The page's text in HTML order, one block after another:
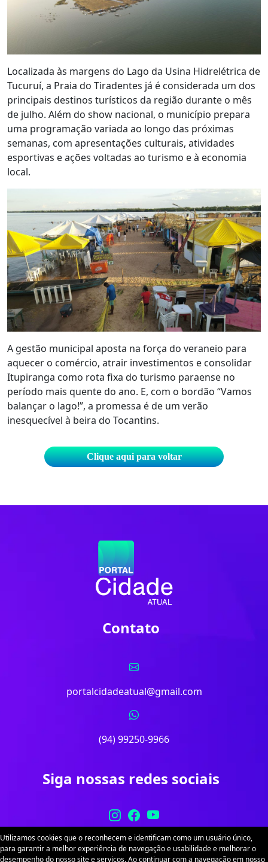
Localizada às margens do Lago da Usina Hidrelétrica de
Tucuruí, a Praia do Tiradentes já é considerada um dos
principais destinos turísticos da região durante o mês
de julho. Além do show nacional, o município prepara
uma programação variada ao longo das próximas
semanas, com apresentações culturais, atividades
esportivas e ações voltadas ao turismo e à economia
local.
A gestão municipal aposta na força do veraneio para
aquecer o comércio, atrair investimentos e consolidar
Itupiranga como rota fixa do turismo paraense no
período mais quente do ano. E, com o bordão “Vamos
balançar o lago!”, a promessa é de um verão
inesquecível à beira do Tocantins.
Clique aqui para voltar
Contato
portalcidadeatual@gmail.com
(94) 99250-9966
Siga nossas redes sociais
Utilizamos cookies que o reconhecem e identificam como um usuário único,
para garantir a melhor experiência de navegação e usabilidade e melhorar o
desempenho do nosso site e serviços. Ao continuar com a navegação em nosso